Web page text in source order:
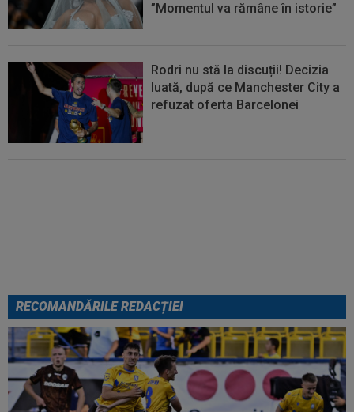
”Momentul va rămâne în istorie”
Rodri nu stă la discuții! Decizia
luată, după ce Manchester City a
refuzat oferta Barcelonei
RECOMANDĂRILE REDACȚIEI